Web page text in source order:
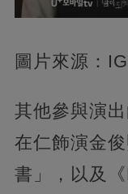
圖片來源：
其他參與演
在仁飾演金
書」，以及